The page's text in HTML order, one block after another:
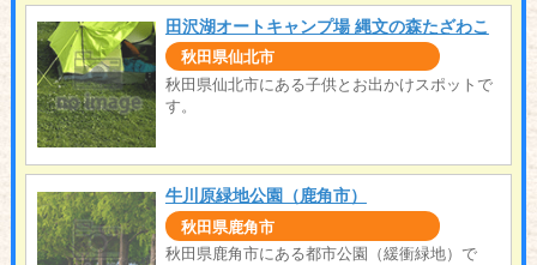
田沢湖オートキャンプ場 縄文の森たざわこ
秋田県仙北市
秋田県仙北市にある子供とお出かけスポットで
す。
牛川原緑地公園（鹿角市）
秋田県鹿角市
秋田県鹿角市にある都市公園（緩衝緑地）で